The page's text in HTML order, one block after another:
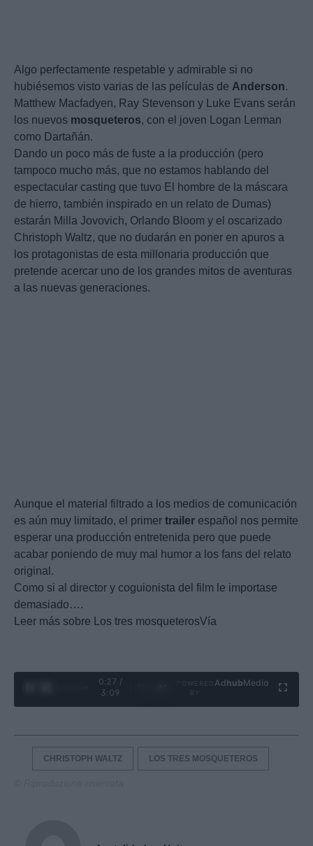
Algo perfectamente respetable y admirable si no
hubiésemos visto varias de las películas de Anderson.
Matthew Macfadyen, Ray Stevenson y Luke Evans serán
los nuevos mosqueteros, con el joven Logan Lerman
como Dartañán.
Dando un poco más de fuste a la producción (pero
tampoco mucho más, que no estamos hablando del
espectacular casting que tuvo El hombre de la máscara
de hierro, también inspirado en un relato de Dumas)
estarán Milla Jovovich, Orlando Bloom y el oscarizado
Christoph Waltz, que no dudarán en poner en apuros a
los protagonistas de esta millonaria producción que
pretende acercar uno de los grandes mitos de aventuras
a las nuevas generaciones.
Aunque el material filtrado a los medios de comunicación
es aún muy limitado, el primer trailer español nos permite
esperar una producción entretenida pero que puede
acabar poniendo de muy mal humor a los fans del relato
original.
Como si al director y coguionista del film le importase
demasiado….
Leer más sobre Los tres mosqueterosVía
0:28 /
3:09
Ad hubMedia
CHRISTOPH WALTZ LOS TRES MOSQUETEROS